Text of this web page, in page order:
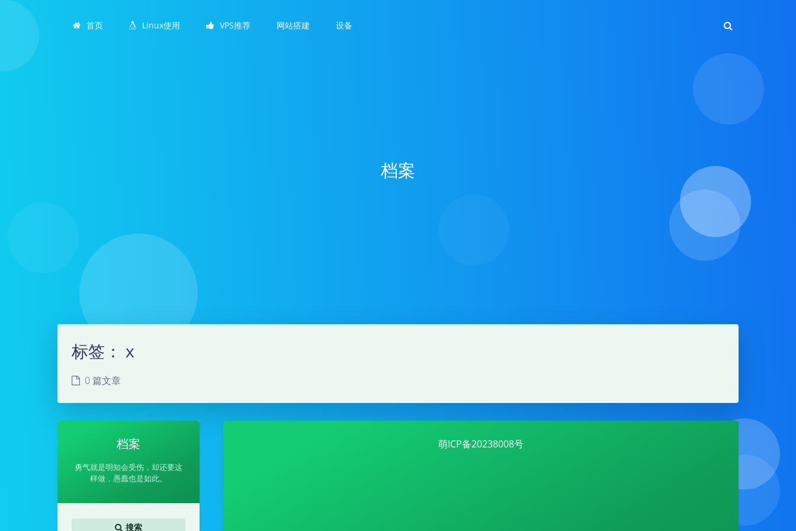
首页 Linux使用 VPS推荐 网站搭建 设备
档案
标签： x
0 篇文章
档案
勇气就是明知会受伤，却还要这
样做，愚蠢也是如此。
搜索
萌ICP备20238008号